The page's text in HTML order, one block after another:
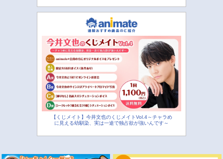
【くじメイト】今井文也のくじメイトVol.4～チャラめ
に見える幼馴染、実は一途で独占欲が強いんです～